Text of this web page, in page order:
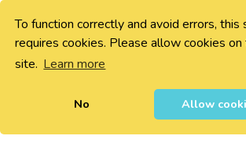
To function correctly and avoid errors, this
requires cookies. Please allow cookies on
site. Learn more
No Allow